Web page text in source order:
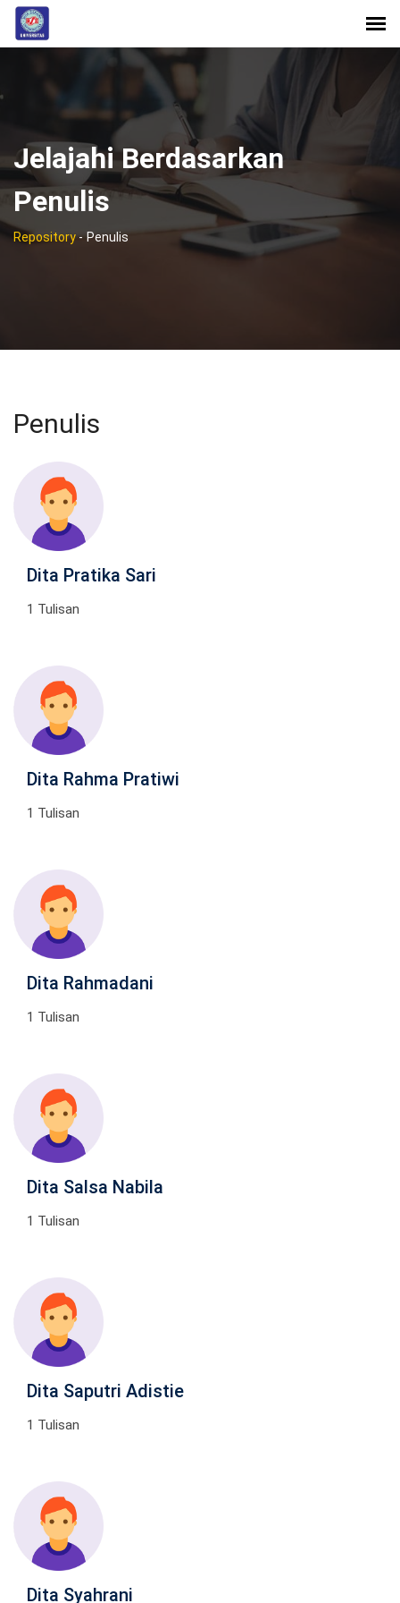
Jelajahi Berdasarkan
Penulis
Repository- Penulis
Penulis
Dita Pratika Sari
1 Tulisan
Dita Rahma Pratiwi
1 Tulisan
Dita Rahmadani
1 Tulisan
Dita Salsa Nabila
1 Tulisan
Dita Saputri Adistie
1 Tulisan
Dita Syahrani